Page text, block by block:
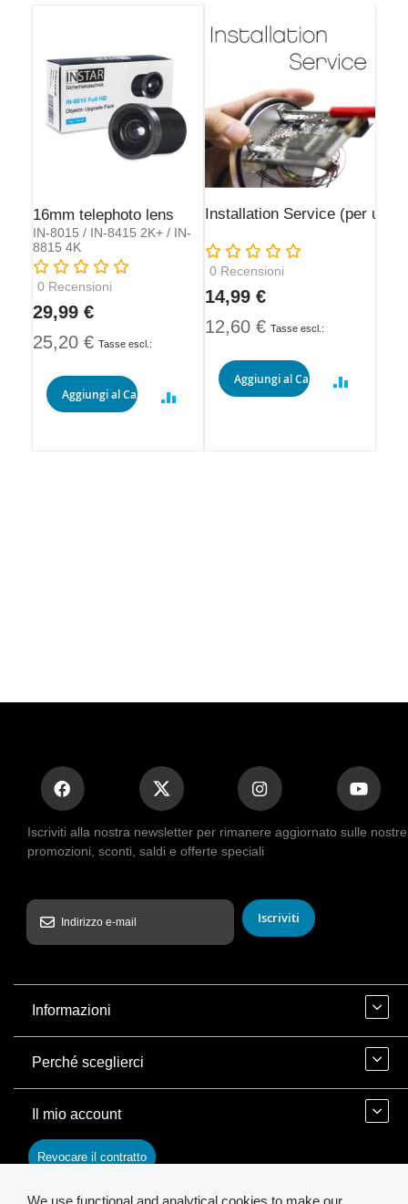
16mm telephoto lens
IN-8015 / IN-8415 2K+ / IN-
8815 4K
Rating:
0 Recensioni
29,99 €
25,20 €
Aggiungi al Carrello
Installation Service (per
Rating:
0 Recensioni
14,99 €
12,60 €
Aggiungi al Carrello
Iscriviti alla nostra newsletter per rimanere aggiornato sulle nostre
promozioni, sconti, saldi e offerte speciali
Iscriviti
Informazioni
Perché sceglierci
Il mio account
Revocare il contratto
We use functional and analytical cookies to make our